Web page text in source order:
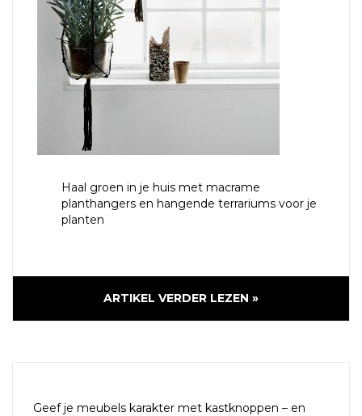
Haal groen in je huis met macrame
planthangers en hangende terrariums voor je
planten
ARTIKEL VERDER LEZEN »
Geef je meubels karakter met kastknoppen – en